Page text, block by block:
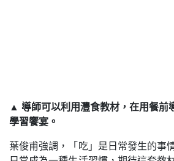
▲ 導師可以利用灃食教材，在用餐前
學習饗宴。
葉俊甫強調，「吃」是日常發生的事